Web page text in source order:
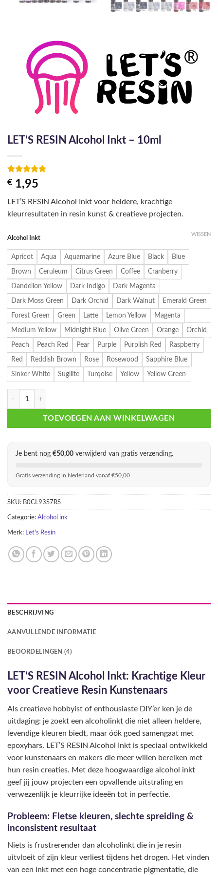
LET’S RESIN Alcohol Inkt – 10ml
Gewaardeerd
op 5
op
4
klant
waarderingen
€ 1,95
LET’S RESIN Alcohol Inkt voor heldere, krachtige
kleurresultaten in resin kunst & creatieve projecten.
Alcohol Inkt
Apricot Aqua Aquamarine Azure Blue Black Blue
Brown Ceruleum Citrus Green Coffee Cranberry
Dandelion Yellow Dark Indigo Dark Magenta
Dark Moss Green Dark Orchid Dark Walnut Emerald Green
Forest Green Green Latte Lemon Yellow Magenta
Medium Yellow Midnight Blue Olive Green Orange Orchid
Peach Peach Red Pear Purple Purplish Red Raspberry
Red Reddish Brown Rose Rosewood Sapphire Blue
Sinker White Sugilite Turqoise Yellow Yellow Green
WISSEN
LET'S RESIN Alcohol Inkt – 10ml aantal
TOEVOEGEN AAN WINKELWAGEN
Je bent nog €50,00 verwijderd van gratis verzending.
Gratis verzending in Nederland vanaf €50,00
SKU: B0CL93S7RS
Categorie: Alcohol ink
Merk: Let's Resin
BESCHRIJVING
AANVULLENDE INFORMATIE
BEOORDELINGEN (4)
LET’S RESIN Alcohol Inkt: Krachtige Kleur
voor Creatieve Resin Kunstenaars
Als creatieve hobbyist of enthousiaste DIY’er ken je de
uitdaging: je zoekt een alcoholinkt die niet alleen heldere,
levendige kleuren biedt, maar óók goed samengaat met
epoxyhars. LET’S RESIN Alcohol Inkt is speciaal ontwikkeld
voor kunstenaars en makers die meer willen bereiken met
hun resin creaties. Met deze hoogwaardige alcohol inkt
geef jij jouw projecten een opvallende uitstraling en
verwezenlijk je kleurrijke ideeën tot in perfectie.
Probleem: Fletse kleuren, slechte spreiding &
inconsistent resultaat
Niets is frustrerender dan alcoholinkt die in je resin
uitvloeit of zijn kleur verliest tijdens het drogen. Het vinden
van een inkt met een hoge concentratie pigmentatie, die